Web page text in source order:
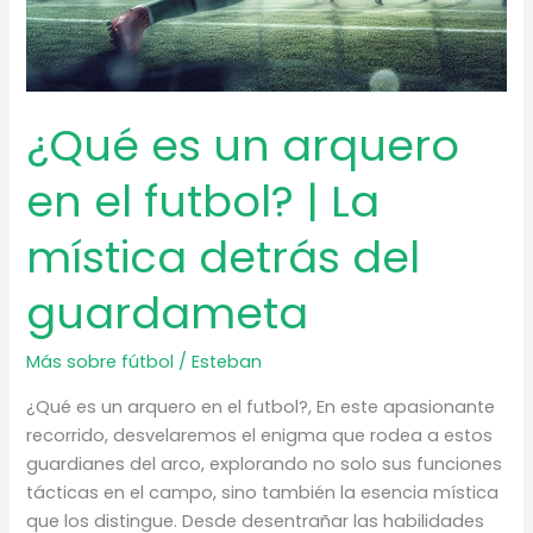
¿Qué es un arquero
en el futbol? | La
mística detrás del
guardameta
Más sobre fútbol /Esteban
¿Qué es un arquero en el futbol?, En este apasionante
recorrido, desvelaremos el enigma que rodea a estos
guardianes del arco, explorando no solo sus funciones
tácticas en el campo, sino también la esencia mística
que los distingue. Desde desentrañar las habilidades